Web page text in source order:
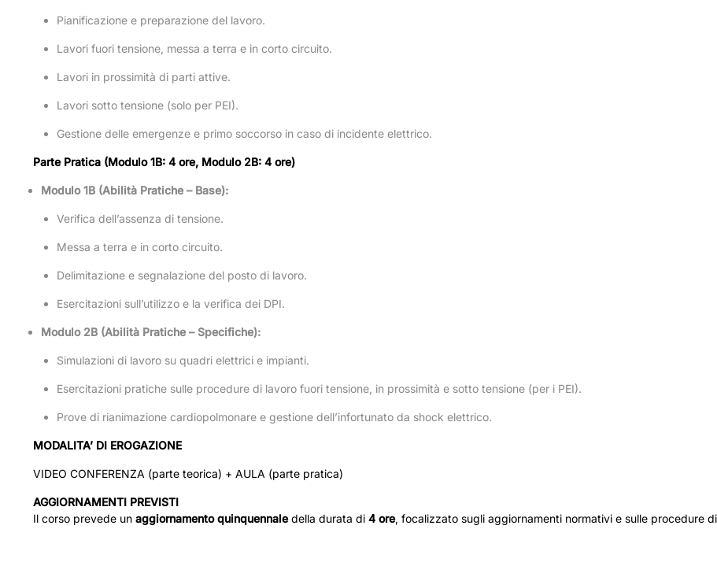
Pianificazione e preparazione del lavoro.
Lavori fuori tensione, messa a terra e in corto circuito.
Lavori in prossimità di parti attive.
Lavori sotto tensione (solo per PEI).
Gestione delle emergenze e primo soccorso in caso di incidente elettrico.
Parte Pratica (Modulo 1B: 4 ore, Modulo 2B: 4 ore)
Modulo 1B (Abilità Pratiche – Base):
Verifica dell’assenza di tensione.
Messa a terra e in corto circuito.
Delimitazione e segnalazione del posto di lavoro.
Esercitazioni sull’utilizzo e la verifica dei DPI.
Modulo 2B (Abilità Pratiche – Specifiche):
Simulazioni di lavoro su quadri elettrici e impianti.
Esercitazioni pratiche sulle procedure di lavoro fuori tensione, in prossimità e sotto tensione (per i PEI).
Prove di rianimazione cardiopolmonare e gestione dell’infortunato da shock elettrico.
MODALITA’ DI EROGAZIONE
VIDEO CONFERENZA (parte teorica) + AULA (parte pratica)
AGGIORNAMENTI PREVISTI
Il corso prevede un aggiornamento quinquennaledella durata di 4 ore, focalizzato sugli aggiornamenti normativi e sulle procedure